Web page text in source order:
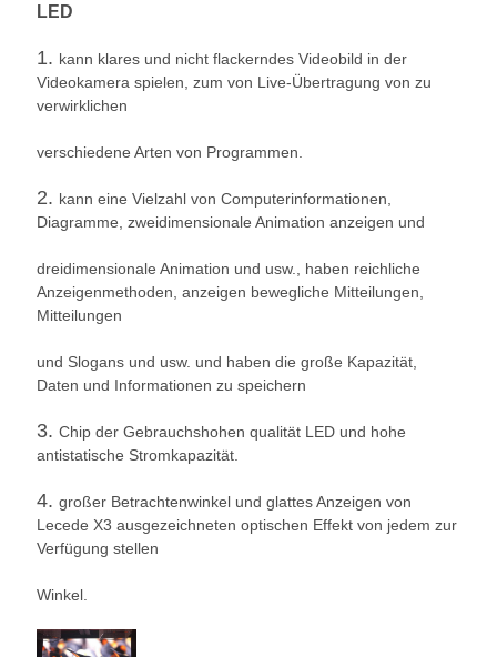
LED
1. kann klares und nicht flackerndes Videobild in der
Videokamera spielen, zum von Live-Übertragung von zu
verwirklichen
verschiedene Arten von Programmen.
2. kann eine Vielzahl von Computerinformationen,
Diagramme, zweidimensionale Animation anzeigen und
dreidimensionale Animation und usw., haben reichliche
Anzeigenmethoden, anzeigen bewegliche Mitteilungen,
Mitteilungen
und Slogans und usw. und haben die große Kapazität,
Daten und Informationen zu speichern
3. Chip der Gebrauchshohen qualität LED und hohe
antistatische Stromkapazität.
4. großer Betrachtenwinkel und glattes Anzeigen von
Lecede X3 ausgezeichneten optischen Effekt von jedem zur
Verfügung stellen
Winkel.